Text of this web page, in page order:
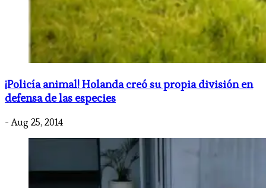
¡Policía animal! Holanda creó su propia división en
defensa de las especies
- Aug 25, 2014